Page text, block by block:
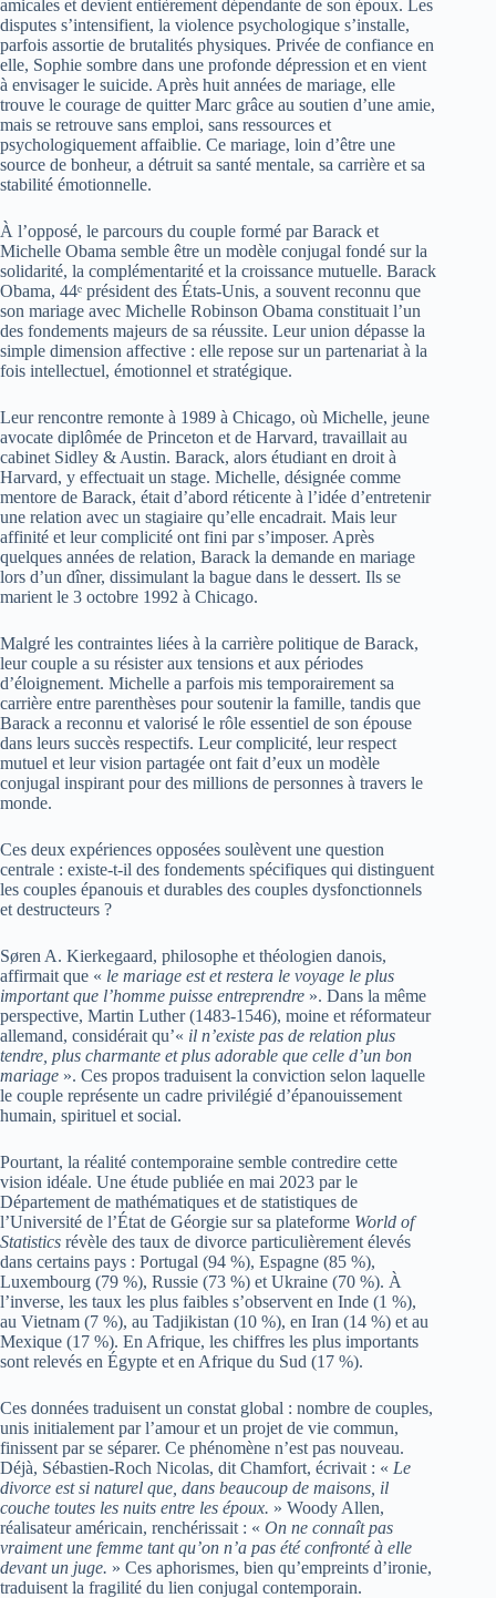
amicales et devient entièrement dépendante de son époux. Les
disputes s’intensifient, la violence psychologique s’installe,
parfois assortie de brutalités physiques. Privée de confiance en
elle, Sophie sombre dans une profonde dépression et en vient
à envisager le suicide. Après huit années de mariage, elle
trouve le courage de quitter Marc grâce au soutien d’une amie,
mais se retrouve sans emploi, sans ressources et
psychologiquement affaiblie. Ce mariage, loin d’être une
source de bonheur, a détruit sa santé mentale, sa carrière et sa
stabilité émotionnelle.
À l’opposé, le parcours du couple formé par Barack et
Michelle Obama semble être un modèle conjugal fondé sur la
solidarité, la complémentarité et la croissance mutuelle. Barack
Obama, 44ᵉ président des États-Unis, a souvent reconnu que
son mariage avec Michelle Robinson Obama constituait l’un
des fondements majeurs de sa réussite. Leur union dépasse la
simple dimension affective : elle repose sur un partenariat à la
fois intellectuel, émotionnel et stratégique.
Leur rencontre remonte à 1989 à Chicago, où Michelle, jeune
avocate diplômée de Princeton et de Harvard, travaillait au
cabinet Sidley & Austin. Barack, alors étudiant en droit à
Harvard, y effectuait un stage. Michelle, désignée comme
mentore de Barack, était d’abord réticente à l’idée d’entretenir
une relation avec un stagiaire qu’elle encadrait. Mais leur
affinité et leur complicité ont fini par s’imposer. Après
quelques années de relation, Barack la demande en mariage
lors d’un dîner, dissimulant la bague dans le dessert. Ils se
marient le 3 octobre 1992 à Chicago.
Malgré les contraintes liées à la carrière politique de Barack,
leur couple a su résister aux tensions et aux périodes
d’éloignement. Michelle a parfois mis temporairement sa
carrière entre parenthèses pour soutenir la famille, tandis que
Barack a reconnu et valorisé le rôle essentiel de son épouse
dans leurs succès respectifs. Leur complicité, leur respect
mutuel et leur vision partagée ont fait d’eux un modèle
conjugal inspirant pour des millions de personnes à travers le
monde.
Ces deux expériences opposées soulèvent une question
centrale : existe-t-il des fondements spécifiques qui distinguent
les couples épanouis et durables des couples dysfonctionnels
et destructeurs ?
Søren A. Kierkegaard, philosophe et théologien danois,
affirmait que « le mariage est et restera le voyage le plus
important que l’homme puisse entreprendre ». Dans la même
perspective, Martin Luther (1483-1546), moine et réformateur
allemand, considérait qu’« il n’existe pas de relation plus
tendre, plus charmante et plus adorable que celle d’un bon
mariage ». Ces propos traduisent la conviction selon laquelle
le couple représente un cadre privilégié d’épanouissement
humain, spirituel et social.
Pourtant, la réalité contemporaine semble contredire cette
vision idéale. Une étude publiée en mai 2023 par le
Département de mathématiques et de statistiques de
l’Université de l’État de Géorgie sur sa plateforme World of
Statistics révèle des taux de divorce particulièrement élevés
dans certains pays : Portugal (94 %), Espagne (85 %),
Luxembourg (79 %), Russie (73 %) et Ukraine (70 %). À
l’inverse, les taux les plus faibles s’observent en Inde (1 %),
au Vietnam (7 %), au Tadjikistan (10 %), en Iran (14 %) et au
Mexique (17 %). En Afrique, les chiffres les plus importants
sont relevés en Égypte et en Afrique du Sud (17 %).
Ces données traduisent un constat global : nombre de couples,
unis initialement par l’amour et un projet de vie commun,
finissent par se séparer. Ce phénomène n’est pas nouveau.
Déjà, Sébastien-Roch Nicolas, dit Chamfort, écrivait : « Le
divorce est si naturel que, dans beaucoup de maisons, il
couche toutes les nuits entre les époux. » Woody Allen,
réalisateur américain, renchérissait : « On ne connaît pas
vraiment une femme tant qu’on n’a pas été confronté à elle
devant un juge. » Ces aphorismes, bien qu’empreints d’ironie,
traduisent la fragilité du lien conjugal contemporain.